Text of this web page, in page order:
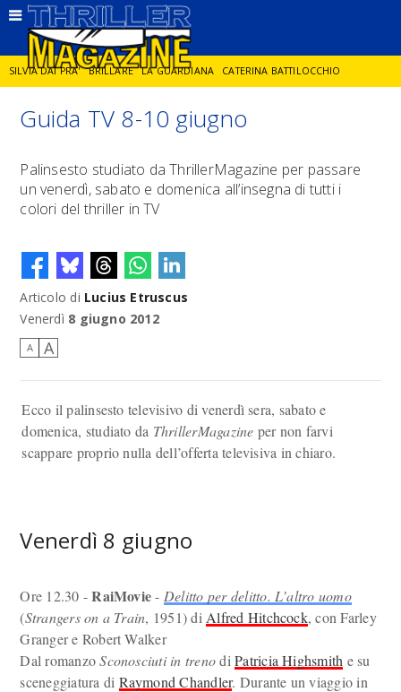
SILVIA DAI PRA' BRILLARE LA GUARDIANA CATERINA BATTILOCCHIO
JORGE DIAZ LA SPIA DELITTO IN CORNICE GIANCARLO DE CATALDO
DIEGO ZANDEL GLI ANNI DI PIETRA
Guida TV 8-10 giugno
Palinsesto studiato da ThrillerMagazine per passare
un venerdì, sabato e domenica all’insegna di tutti i
colori del thriller in TV
Articolo di Lucius Etruscus
Venerdì 8 giugno 2012
A A
Ecco il palinsesto televisivo di venerdì sera, sabato e
domenica, studiato da ThrillerMagazine per non farvi
scappare proprio nulla dell’offerta televisiva in chiaro.
Venerdì 8 giugno
Ore 12.30 -RaiMovie- Delitto per delitto. L’altro uomo
(Strangers on a Train, 1951) di Alfred Hitchcock, con Farley
Granger e Robert Walker
Dal romanzoSconosciuti in trenodiPatricia Highsmith e su
sceneggiatura di Raymond Chandler. Durante un viaggio in